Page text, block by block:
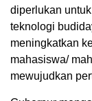
diperlukan
teknologi
meningkatkan
mahasiswa/
mewujudkan